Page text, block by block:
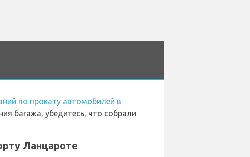
по прокату автомобилей в
багажа, убедитесь, что собрали
Ланцароте